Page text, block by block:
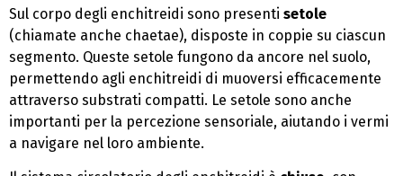
Sul corpo degli enchitreidi sono presenti setole
(chiamate anche chaetae), disposte in coppie su ciascun
segmento. Queste setole fungono da ancore nel suolo,
permettendo agli enchitreidi di muoversi efficacemente
attraverso substrati compatti. Le setole sono anche
importanti per la percezione sensoriale, aiutando i vermi
a navigare nel loro ambiente.